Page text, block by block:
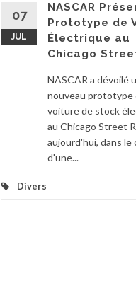
07
JUL
NASCAR
Prototype de
Électrique au
Chicago
NASCAR a dévoilé
nouveau prototype
voiture de stock
au Chicago Street
aujourd'hui, dans le
d'une...
Divers